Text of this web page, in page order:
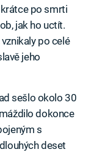
po smrti
jak ho uctít.
po celé
jeho
sešlo okolo 30
dokonce
s
deset